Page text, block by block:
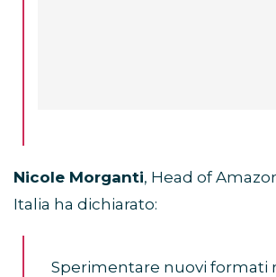
Nicole Morganti, Head of
Italia ha dichiarato:
Sperimentare nuovi formati